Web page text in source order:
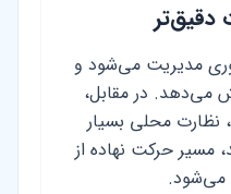
دقیق‌تر
مدیریت می‌شود و
می‌دهد. در مقابل،
نظارت محلی بسیار
مسیر حرکت نهاده از
می‌شود.